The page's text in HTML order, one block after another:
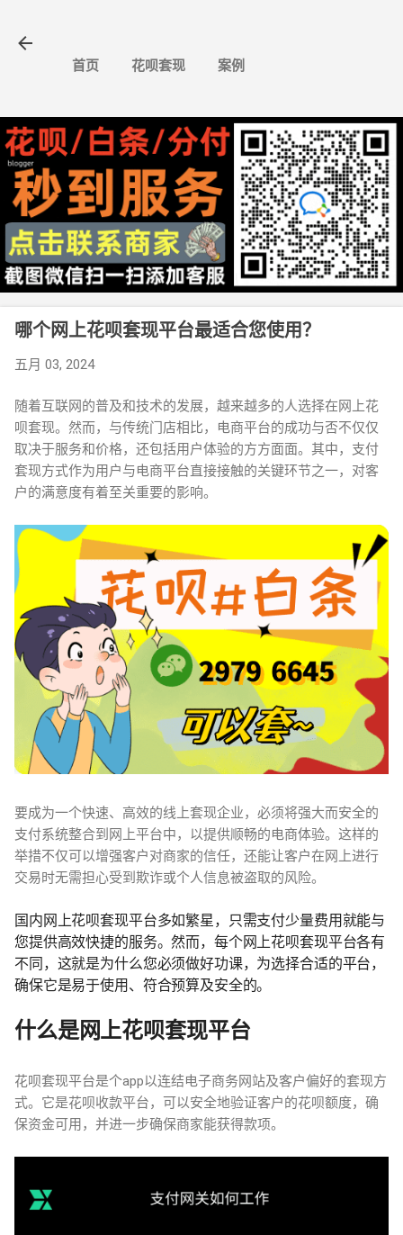
首页 花呗套现 案例
哪个网上花呗套现平台最适合您使用？
五月 03, 2024
随着互联网的普及和技术的发展，越来越多的人选择在网上花
呗套现。然而，与传统门店相比，电商平台的成功与否不仅仅
取决于服务和价格，还包括用户体验的方方面面。其中，支付
套现方式作为用户与电商平台直接接触的关键环节之一，对客
户的满意度有着至关重要的影响。
要成为一个快速、高效的线上套现企业，必须将强大而安全的
支付系统整合到网上平台中，以提供顺畅的电商体验。这样的
举措不仅可以增强客户对商家的信任，还能让客户在网上进行
交易时无需担心受到欺诈或个人信息被盗取的风险。
国内网上花呗套现平台多如繁星，只需支付少量费用就能与
您提供高效快捷的服务。然而，每个网上花呗套现平台各有
不同，这就是为什么您必须做好功课，为选择合适的平台，
确保它是易于使用、符合预算及安全的。
什么是网上花呗套现平台
花呗套现平台是个app以连结电子商务网站及客户偏好的套现方
式。它是花呗收款平台，可以安全地验证客户的花呗额度，确
保资金可用，并进一步确保商家能获得款项。